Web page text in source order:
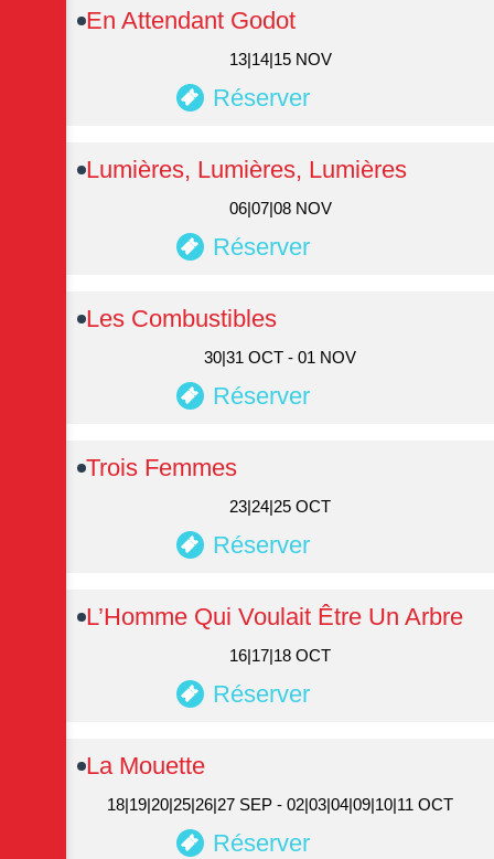
13|14|15 NOV
En Attendant Godot
Réserver
06|07|08 NOV
Lumières, Lumières, Lumières
Réserver
30|31 OCT - 01 NOV
Les Combustibles
Réserver
23|24|25 OCT
Trois Femmes
Réserver
16|17|18 OCT
L’Homme Qui Voulait Être Un Arbre
Réserver
18|19|20|25|26|27 SEP - 02|03|04|09|10|11 OCT
La Mouette
Réserver